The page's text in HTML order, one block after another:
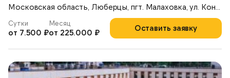
Оставить заявку
Сутки
от 7.500 ₽
Месяц
от 225.000 ₽